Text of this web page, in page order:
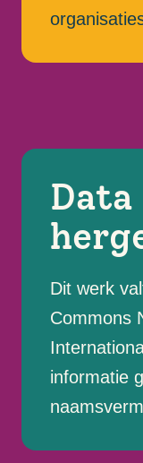
Data
Dit werk
Commons
informatie